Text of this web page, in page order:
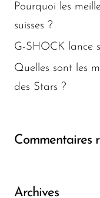
Pourquoi les
suisses ?
G-SHOCK lance
Quelles sont les
des Stars ?
Commentaires
Archives